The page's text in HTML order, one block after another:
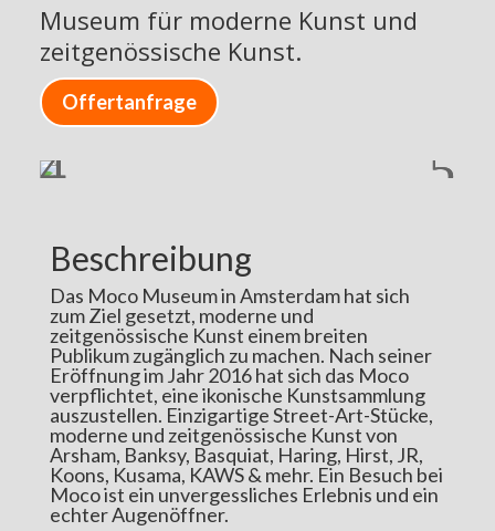
Museum für moderne Kunst und
zeitgenössische Kunst.
Offertanfrage
Beschreibung
Das Moco Museum in Amsterdam hat sich
zum Ziel gesetzt, moderne und
zeitgenössische Kunst einem breiten
Publikum zugänglich zu machen. Nach seiner
Eröffnung im Jahr 2016 hat sich das Moco
verpflichtet, eine ikonische Kunstsammlung
auszustellen. Einzigartige Street-Art-Stücke,
moderne und zeitgenössische Kunst von
Arsham, Banksy, Basquiat, Haring, Hirst, JR,
Koons, Kusama, KAWS & mehr. Ein Besuch bei
Moco ist ein unvergessliches Erlebnis und ein
echter Augenöffner.